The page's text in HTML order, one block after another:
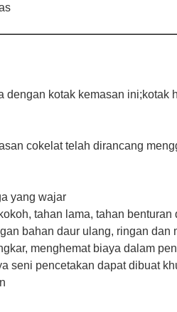
dengan kotak kemasan
cokelat telah dirancang
yang wajar
tahan lama, tahan
bahan daur ulang, ringan dan
menghemat biaya dalam
seni pencetakan dapat dibuat